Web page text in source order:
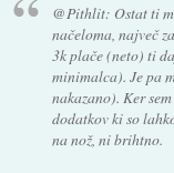
@Pithlit: Ostat ti
načeloma, največ
3k plače (neto) ti
minimalca). Je pa
nakazano). Ker
dodatkov ki so
na nož, ni brihtno.